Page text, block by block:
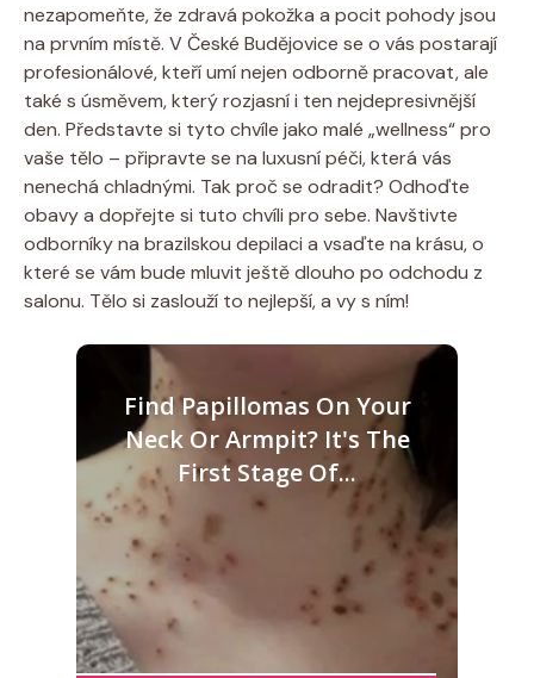
nezapomeňte, že zdravá pokožka a pocit pohody jsou
na prvním místě. V České Budějovice se o vás postarají
profesionálové, kteří umí nejen odborně pracovat, ale
také s úsměvem, který rozjasní i ten nejdepresivnější
den. Představte si tyto chvíle jako malé „wellness“ pro
vaše tělo – připravte se na luxusní péči, která vás
nenechá chladnými. Tak proč se odradit? Odhoďte
obavy a dopřejte si tuto chvíli pro sebe. Navštivte
odborníky na brazilskou depilaci a vsaďte na krásu, o
které se vám bude mluvit ještě dlouho po odchodu z
salonu. Tělo si zaslouží to nejlepší, a vy s ním!
Find Papillomas On Your
Neck Or Armpit? It's The
First Stage Of...